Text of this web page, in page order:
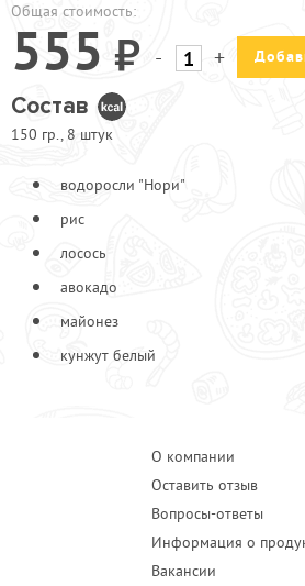
АКЦИИ
Общая стоимость:
555 - +
Состав
150 гр., 8 штук
водоросли "Нори"
рис
лосось
авокадо
майонез
кунжут белый
О компании
Оставить отзыв
Вопросы-ответы
Информация о
Вакансии